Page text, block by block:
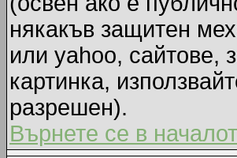
някакъв защитен
или yahoo, сайтове,
картинка,
разрешен).
Върнете се в